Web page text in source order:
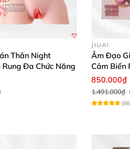
môn se khít với cấu tạo nhiều
tạo nên sự thực tế và cảm
đa năng cho mọi đối
Thân Night
Đa Chức Năng
JIUAI
Âm Đạo
Cảm Biến
850.000₫
1.491.000₫